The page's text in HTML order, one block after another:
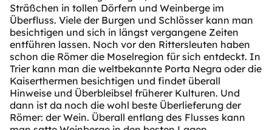
Sträßchen in tollen Dörfern und Weinberge im
Überfluss. Viele der Burgen und Schlösser kann man
besichtigen und sich in längst vergangene Zeiten
entführen lassen. Noch vor den Rittersleuten haben
schon die Römer die Moselregion für sich entdeckt. In
Trier kann man die weltbekannte Porta Negra oder die
Kaiserthermen besichtigen und findet überall
Hinweise und Überbleibsel früherer Kulturen. Und
dann ist da noch die wohl beste Überlieferung der
Römer: der Wein. Überall entlang des Flusses kann